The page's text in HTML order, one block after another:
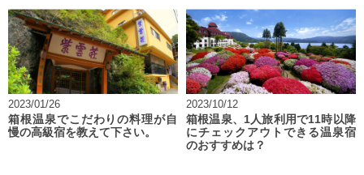
2023/01/26
箱根温泉でこだわりの料理が自
慢の高級宿を教えて下さい。
2023/10/12
箱根温泉、1人旅利用で11時以降
にチェックアウトできる温泉宿
のおすすめは？